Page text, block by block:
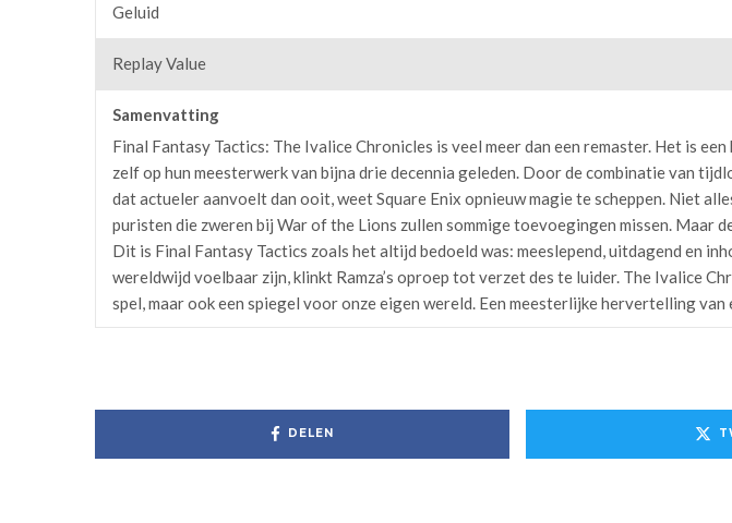
Geluid
Replay Value
Samenvatting
Final Fantasy Tactics: The Ivalice Chronicles is veel meer dan een remaster. Het is
zelf op hun meesterwerk van bijna drie decennia geleden. Door de combinatie van
dat actueler aanvoelt dan ooit, weet Square Enix opnieuw magie te scheppen. Niet
puristen die zweren bij War of the Lions zullen sommige toevoegingen missen. Maar
Dit is Final Fantasy Tactics zoals het altijd bedoeld was: meeslepend, uitdagend en
wereldwijd voelbaar zijn, klinkt Ramza’s oproep tot verzet des te luider. The Ivalice
spel, maar ook een spiegel voor onze eigen wereld. Een meesterlijke hervertelling
DELEN